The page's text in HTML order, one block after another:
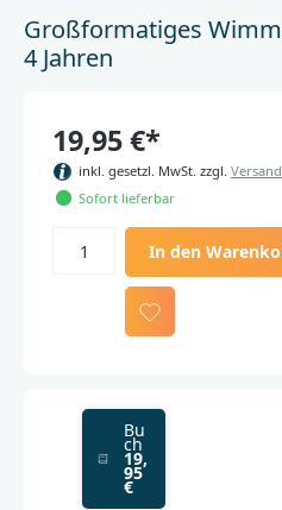
Großformatiges
4 Jahren
19,95 €*
inkl. gesetzl. MwSt. zzgl.
Sofort lieferbar
In den
Bu
ch
19,
95
€